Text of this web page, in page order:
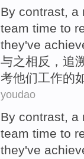
By contrast, a
team time to
they've
与之相反 ， 追
考他们工作的
youdao
By contrast, a
team time to
they've